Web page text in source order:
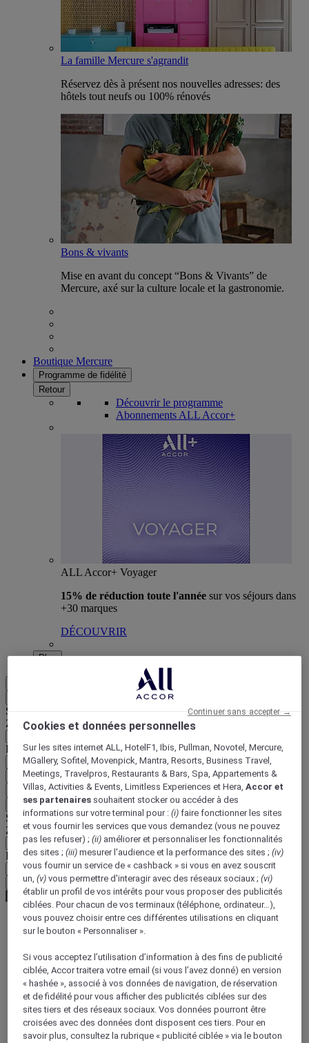
La famille Mercure s'agrandit
Réservez dès à présent nos nouvelles adresses: des
hôtels tout neufs ou 100% rénovés
Bons & vivants
Mise en avant du concept “Bons & Vivants” de
Mercure, axé sur la culture locale et la gastronomie.
Boutique Mercure
Programme de fidélité
Retour
Découvrir le programme
Abonnements ALL Accor+
ALL Accor+ Voyager
15% de réduction toute l'année sur vos séjours dans
+30 marques
DÉCOUVRIR
Plus
Sélectionnez votre zone et votre langue ci-dessous
Zone géographique
Pays/Région - Langue
Valider votre zone et votre langue
EUR (€)
Retour
Sélectionnez votre devise ci-dessous
Zone géographique
Devise
Valider ma devise
World
France
Midi-Pyrenees
GERS
Cookies et données personnelles
Sur les sites internet ALL, HotelF1, Ibis, Pullman, Novotel, Mercure,
MGallery, Sofitel, Movenpick, Mantra, Resorts, Business Travel,
Meetings, Travelpros, Restaurants & Bars, Spa, Appartements &
Villas, Activities & Events, Limitless Experiences et Hera,Accor et
ses partenaires souhaitent stocker ou accéder à des
informations sur votre terminal pour :(i) faire fonctionner les sites
et vous fournir les services que vous demandez (vous ne pouvez
pas les refuser) ;(ii) améliorer et personnaliser les fonctionnalités
des sites ;(iii) mesurer l'audience et la performance des sites ;(iv)
vous fournir un service de « cashback » si vous en avez souscrit
un,(v) vous permettre d'interagir avec des réseaux sociaux ;(vi)
établir un profil de vos intérêts pour vous proposer des publicités
ciblées. Pour chacun de vos terminaux (téléphone, ordinateur…),
vous pouvez choisir entre ces différentes utilisations en cliquant
sur le bouton « Personnaliser ».
Si vous acceptez l’utilisation d’information à des fins de publicité
ciblée, Accor traitera votre email (si vous l’avez donné) en version
« hashée », associé à vos données de navigation, de réservation
et de fidélité pour vous afficher des publicités ciblées sur des
sites tiers et des réseaux sociaux. Vos données pourront être
croisées avec des données dont disposent ces tiers. Pour en
savoir plus, consultez la rubrique « publicité ciblée » via le bouton
Continuer sans accepter →